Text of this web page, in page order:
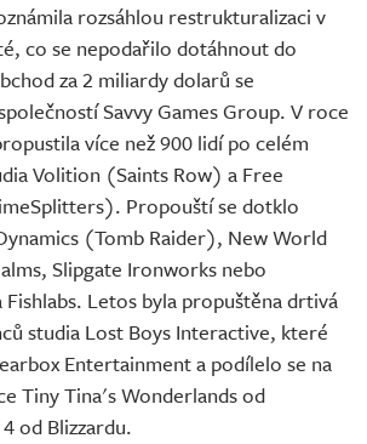
rozsáhlou restrukturalizaci v
co se nepodařilo dotáhnout do
za 2 miliardy dolarů se
Savvy Games Group. V roce
více než 900 lidí po celém
Volition (Saints Row) a Free
Propouští se dotklo
(Tomb Raider), New World
Slipgate Ironworks nebo
Letos byla propuštěna drtivá
studia Lost Boys Interactive, které
Entertainment a podílelo se na
Tiny Tina's Wonderlands od
od Blizzardu.